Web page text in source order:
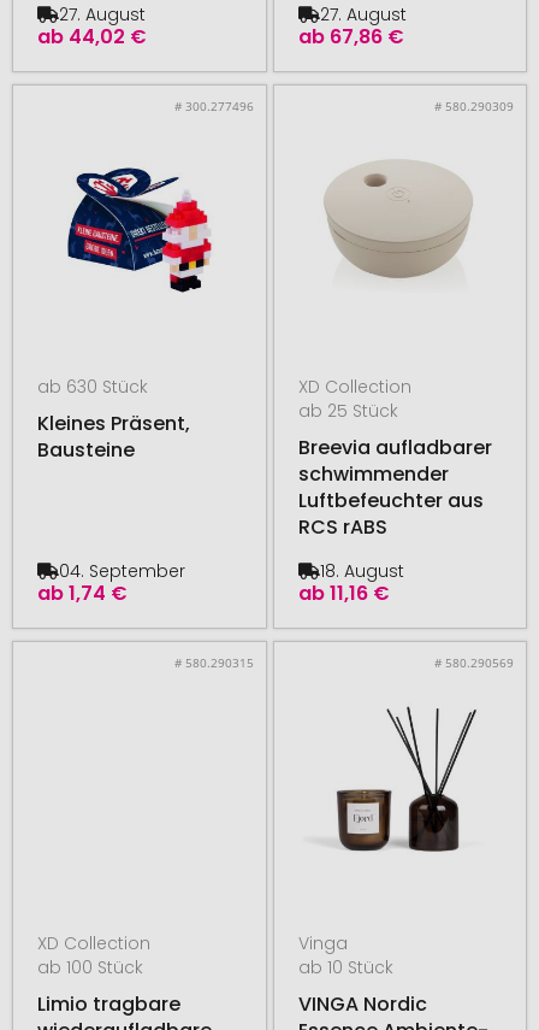
ab 44,02 €
27. August
ab 67,86 €
27. August
# 300.277496
ab 630 Stück
Kleines Präsent,
Bausteine
ab1,74 €
04. September
# 580.290309
XD Collection
ab 25 Stück
Breevia aufladbarer
schwimmender
Luftbefeuchter aus
RCS rABS
ab11,16 €
18. August
# 580.290315
XD Collection
ab 100 Stück
Limio tragbare
# 580.290569
Vinga
ab 10 Stück
VINGA Nordic